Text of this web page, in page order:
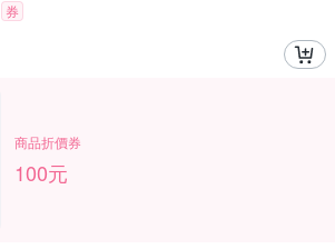
券
商品折價券
100元